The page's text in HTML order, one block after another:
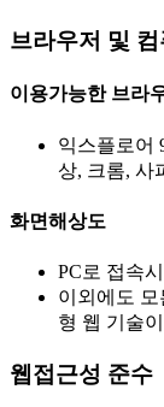
브라우저 및
이용가능한 브라
익스플로어
상, 크롬, 사
화면해상도
PC로 접속
이외에도
형 웹 기술
웹접근성 준수